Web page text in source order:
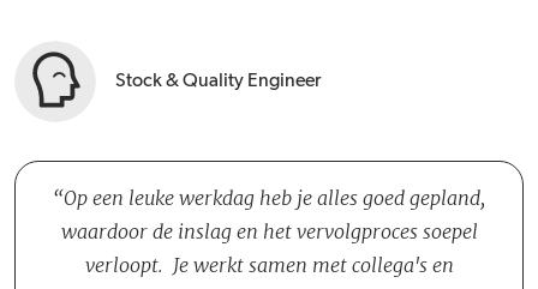
Stock & Quality Engineer
Op een leuke werkdag heb je alles goed gepland,
waardoor de inslag en het vervolgproces soepel
verloopt. Je werkt samen met collega's en